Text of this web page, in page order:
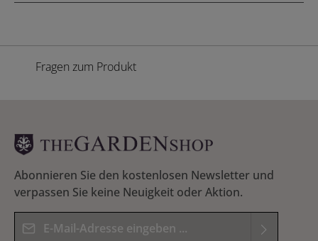
Fragen zum Produkt
Abonnieren Sie den kostenlosen Newsletter und
verpassen Sie keine Neuigkeit oder Aktion.
E-Mail-Adresse*